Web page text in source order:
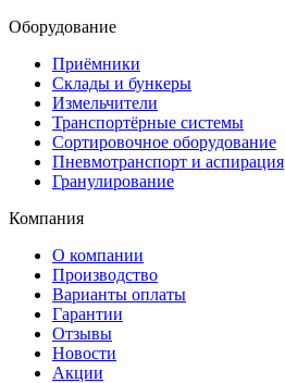
Оборудование
Приёмники
Склады и бункеры
Измельчители
Транспортёрные системы
Сортировочное оборудование
Пневмотранспорт и аспирация
Гранулирование
Компания
О компании
Производство
Варианты оплаты
Гарантии
Отзывы
Новости
Акции